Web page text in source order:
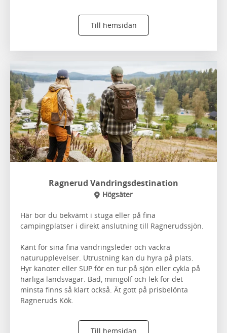
Till hemsidan
Ragnerud Vandringsdestination
Högsäter
Här bor du bekvämt i stuga eller på fina
campingplatser i direkt anslutning till Ragnerudssjön.
Känt för sina fina vandringsleder och vackra
naturupplevelser. Utrustning kan du hyra på plats.
Hyr kanoter eller SUP för en tur på sjön eller cykla på
härliga landsvägar. Bad, minigolf och lek för det
minsta finns så klart också. Ät gott på prisbelönta
Ragneruds Kök.
Till hemsidan